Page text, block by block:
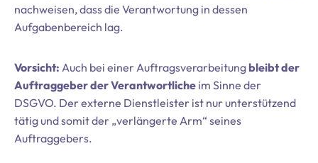
nachweisen, dass die Verantwortung in dessen
Aufgabenbereich lag.
Vorsicht: Auch bei einer Auftragsverarbeitungbleibt der
Auftraggeber der Verantwortliche im Sinne der
DSGVO. Der externe Dienstleister ist nur unterstützend
tätig und somit der „verlängerte Arm“ seines
Auftraggebers.